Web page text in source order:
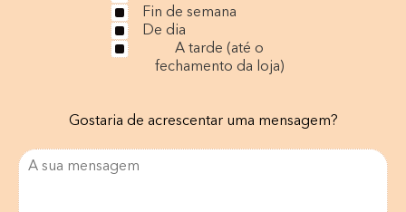
Fin de semana
De dia
A tarde (até o
fechamento da loja)
Gostaria de acrescentar uma mensagem?